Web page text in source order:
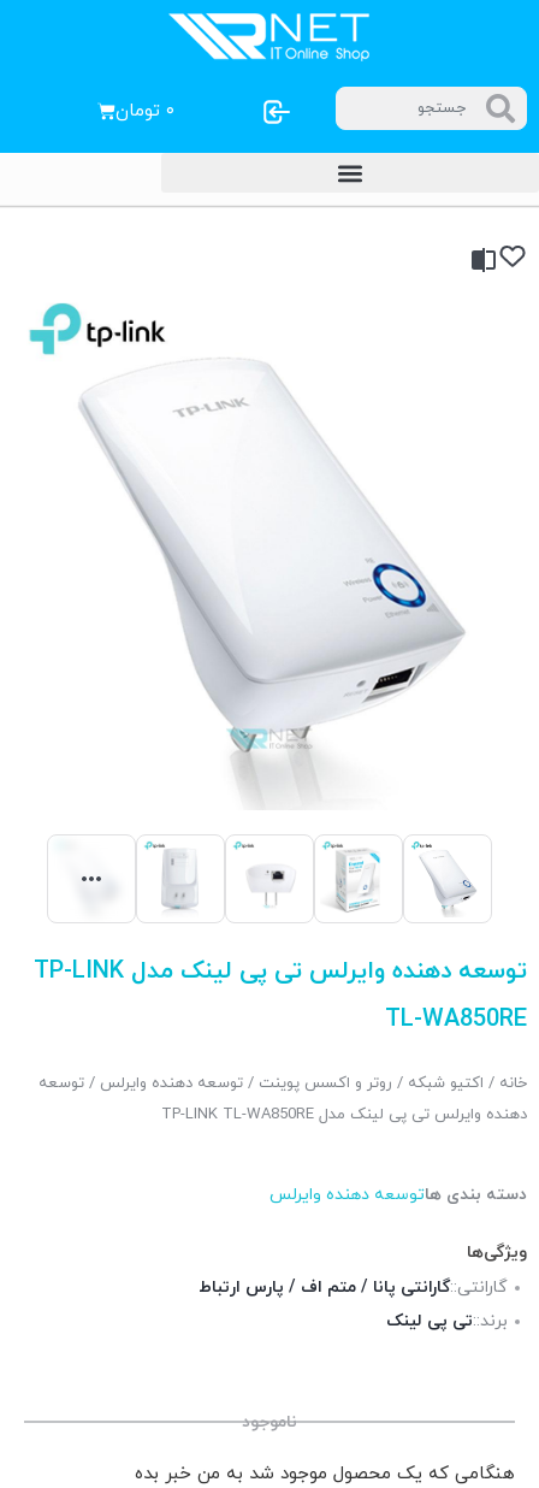
۰ تومان
توسعه دهنده وایرلس تی پی لینک مدل TP-LINK
TL-WA850RE
خانه / اکتیو شبکه / روتر و اکسس پوینت / توسعه دهنده وایرلس / توسعه
دهنده وایرلس تی پی لینک مدل TP-LINK TL-WA850RE
دسته بندی هاتوسعه دهنده وایرلس
ویژگی‌ها
گارانتی::گارانتی پانا / متم اف / پارس ارتباط
برند::تی پی لینک
ناموجود
هنگامی که یک محصول موجود شد به من خبر بده